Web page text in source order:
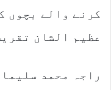
کرنے والے بچوں
عظیم الشان
راجہ محمد